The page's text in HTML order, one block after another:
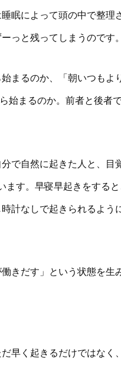
眠によって頭の中で整理
っと残ってしまうのです。
まるのか、「朝いつもよ
始まるのか。前者と後者
で自然に起きた人と、目
す。早寝早起きをする
計なしで起きられるよう
だす」という状態を生
早く起きるだけではなく